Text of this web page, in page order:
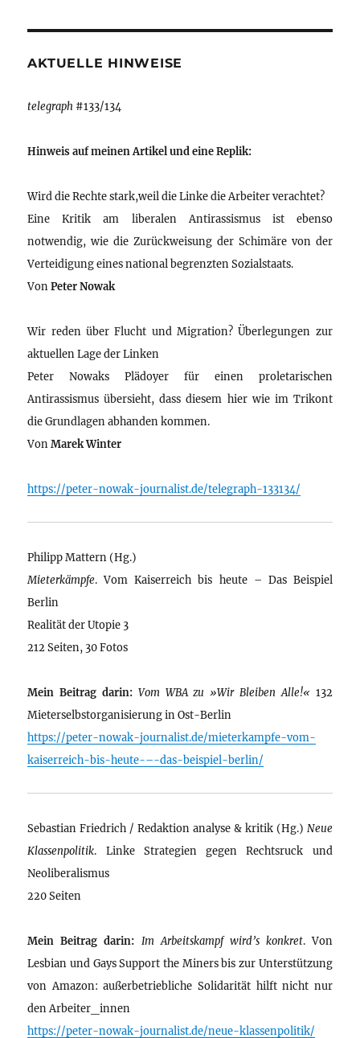
AKTUELLE HINWEISE
telegraph #133/134
Hinweis auf meinen Artikel und eine Replik:
Wird die Rechte stark,weil die Linke die Arbeiter verachtet?
Eine Kritik am liberalen Antirassismus ist ebenso
notwendig, wie die Zurückweisung der Schimäre von der
Verteidigung eines national begrenzten Sozialstaats.
VonPeter Nowak
Wir reden über Flucht und Migration? Überlegungen zur
aktuellen Lage der Linken
Peter Nowaks Plädoyer für einen proletarischen
Antirassismus übersieht, dass diesem hier wie im Trikont
die Grundlagen abhanden kommen.
VonMarek Winter
https://peter-nowak-journalist.de/telegraph-133134/
Philipp Mattern (Hg.)
Mieterkämpfe. Vom Kaiserreich bis heute – Das Beispiel
Berlin
Realität der Utopie 3
212 Seiten, 30 Fotos
Mein Beitrag darin: Vom WBA zu »Wir Bleiben Alle!« 132
Mieterselbstorganisierung in Ost-Berlin
https://peter-nowak-journalist.de/mieterkampfe-vom-
kaiserreich-bis-heute-–-das-beispiel-berlin/
Sebastian Friedrich / Redaktion analyse & kritik (Hg.) Neue
Klassenpolitik. Linke Strategien gegen Rechtsruck und
Neoliberalismus
220 Seiten
Mein Beitrag darin: Im Arbeitskampf wird’s konkret. Von
Lesbian und Gays Support the Miners bis zur Unterstützung
von Amazon: außerbetriebliche Solidarität hilft nicht nur
den Arbeiter_innen
https://peter-nowak-journalist.de/neue-klassenpolitik/